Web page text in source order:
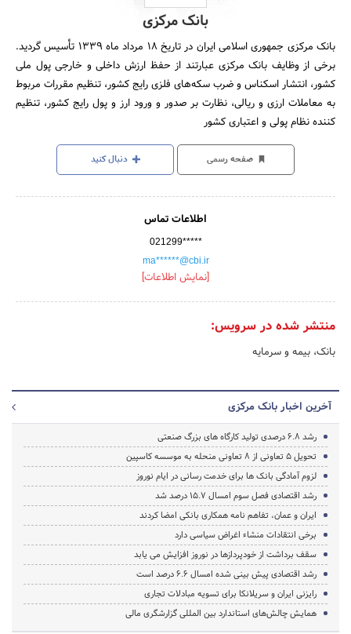
بانک مرکزی
بانک مرکزی جمهوری اسلامی ایران در تاریخ 18 مرداد ماه 1339 تأسیس گردید.
برخی از وظایف بانک مرکزی عبارتند از حفظ ارزش داخلی و خارجی پول ملی
کشور، انتشار اسکناس و ضرب سکه‌های فلزی رایج کشور، تنظیم مقررات مربوط
به معاملات ارزی و ریالی، نظارت بر صدور و ورود ارز و پول رایج کشور، تنظیم
کننده نظام پولی و اعتباری کشور
صفحه رسمی دنبال کنید
اطلاعات تماس
021299*****
ma******@cbi.ir
[نمایش اطلاعات]
منتشر شده در سرویس:
بانک، بیمه و سرمایه
آخرین اخبار بانک مرکزی
رشد 6.8 درصدی تولید کارگاه های بزرگ صنعتی
تحویل 5 تعاونی از 8 تعاونی منحله به موسسه کاسپین
لزوم آمادگی بانک ها برای خدمت رسانی در ایام نوروز
رشد اقتصادی فصل سوم امسال 15.7 درصد شد
ایران و عمان، تفاهم نامه همکاری بانکی امضا کردند
برخی انتقادات منشاء اغراض سیاسی دارد
سقف برداشت از خودپردازها در نوروز افزایش می یابد
رشد اقتصادی پیش بینی شده امسال 6.6 درصد است
رایزنی ایران و سریلانکا برای تسویه مبادلات تجاری
همایش چالش‌های استاندارد بین المللی گزارشگری مالی